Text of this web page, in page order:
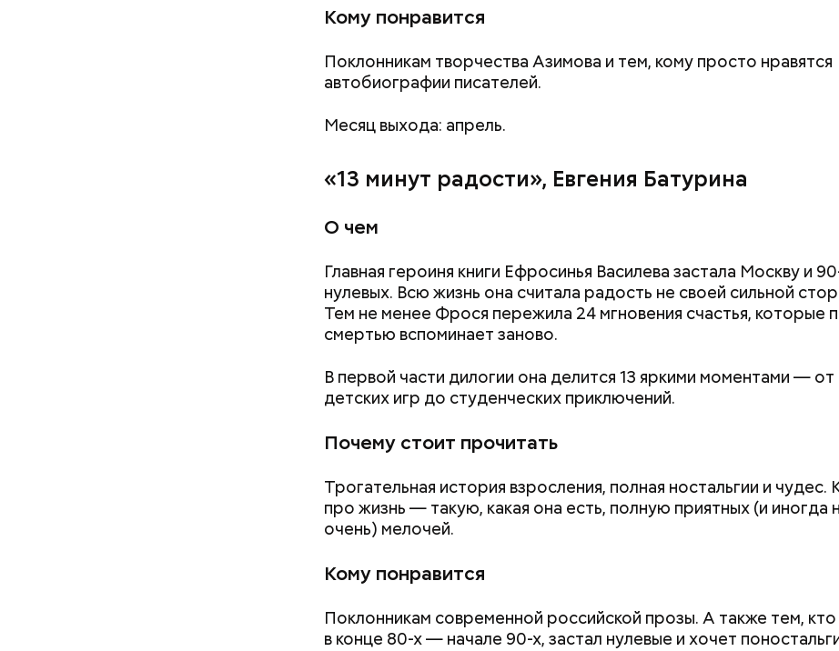
Кому понравится
Поклонникам творчества Азимова и тем, кому просто нравятся
автобиографии писателей.
Месяц выхода: апрель.
«13 минут радости», Евгения Батурина
О чем
Главная героиня книги Ефросинья Василева застала Москву и
нулевых. Всю жизнь она считала радость не своей сильной
Тем не менее Фрося пережила 24 мгновения счастья, которые
смертью вспоминает заново.
В первой части дилогии она делится 13 яркими моментами — от
детских игр до студенческих приключений.
Почему стоит прочитать
Трогательная история взросления, полная ностальгии и чудес.
про жизнь — такую, какая она есть, полную приятных (и иногда
очень) мелочей.
Кому понравится
Поклонникам современной российской прозы. А также тем,
в конце 80-х — начале 90-х, застал нулевые и хочет
Как поменять батареи дома и
Как получить до 100 тысяч
рублей от государства при
претендовать и какие нужны
Как узнать, снесут